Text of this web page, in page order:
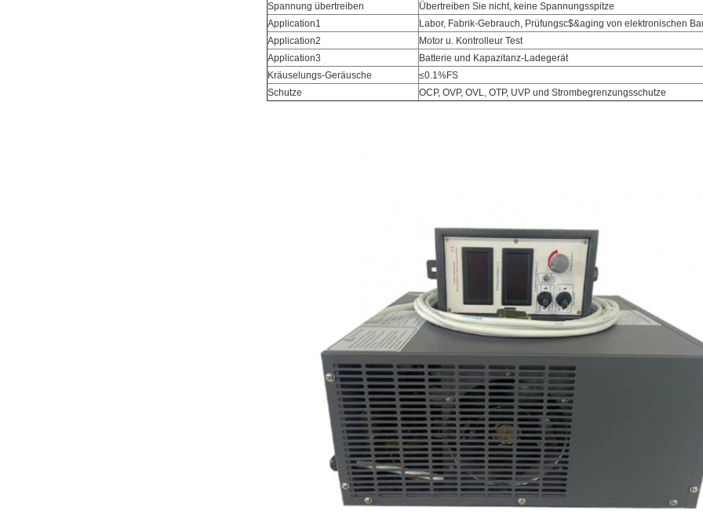
Spannung übertreiben
Übertreiben Sie nicht, keine Spannungsspitze
Application1
Labor, Fabrik-Gebrauch, Prüfungsc$&aging von elektronischen
Application2
Motor u. Kontrolleur Test
Application3
Batterie und Kapazitanz-Ladegerät
Kräuselungs-Geräusche
≤0.1%FS
Schutze
OCP, OVP, OVL, OTP, UVP und Strombegrenzungsschutze